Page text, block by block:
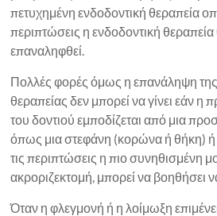
πετυχημένη ενδοδοντική θεραπεία
περιπτώσεις η ενδοδοντική
επαναληφθεί.
Πολλές φορές όμως η επανάληψη της
θεραπείας δεν μπορεί να γίνει εάν η
του δοντιού εμποδίζεται από μια
όπως μια στεφάνη (κορώνα ή θήκη) ή
τις περιπτώσεις η πιο συνηθισμένη
ακροριζεκτομή, μπορεί να βοηθήσει
Όταν η φλεγμονή ή η λοίμωξη